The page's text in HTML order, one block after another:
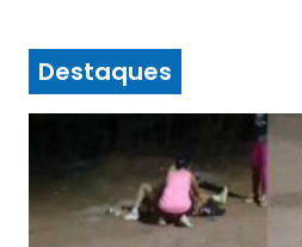
Destaques